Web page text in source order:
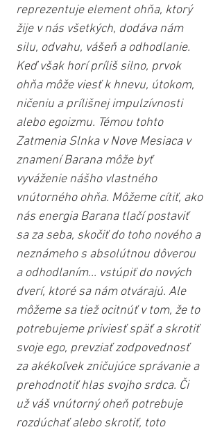
reprezentuje element ohňa, ktorý
žije v nás všetkých, dodáva nám
silu, odvahu, vášeň a odhodlanie.
Keď však horí príliš silno, prvok
ohňa môže viesť k hnevu, útokom,
ničeniu a prílišnej impulzívnosti
alebo egoizmu. Témou tohto
Zatmenia Slnka v Nove Mesiaca v
znamení Barana môže byť
vyváženie nášho vlastného
vnútorného ohňa. Môžeme cítiť, ako
nás energia Barana tlačí postaviť
sa za seba, skočiť do toho nového a
neznámeho s absolútnou dôverou
a odhodlaním... vstúpiť do nových
dverí, ktoré sa nám otvárajú. Ale
môžeme sa tiež ocitnúť v tom, že to
potrebujeme priviesť späť a skrotiť
svoje ego, prevziať zodpovednosť
za akékoľvek zničujúce správanie a
prehodnotiť hlas svojho srdca. Či
už váš vnútorný oheň potrebuje
rozdúchať alebo skrotiť, toto